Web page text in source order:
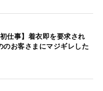
仕事】着衣即を要求され
のお客さまにマジギレした